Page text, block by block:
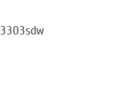
3303sdw